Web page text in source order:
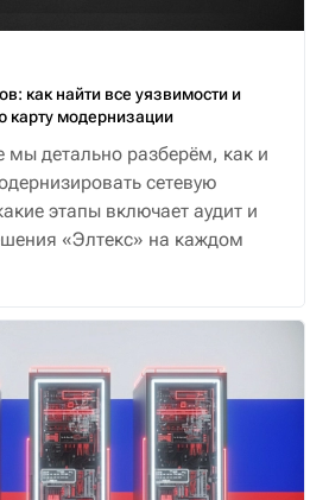
как найти все уязвимости и
карту модернизации
мы детально разберём, как и
сетевую
этапы включает аудит и
«Элтекс» на каждом